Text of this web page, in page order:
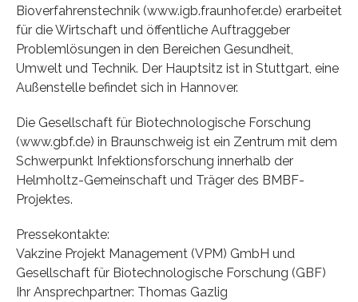
Bioverfahrenstechnik (www.igb.fraunhofer.de) erarbeitet
für die Wirtschaft und öffentliche Auftraggeber
Problemlösungen in den Bereichen Gesundheit,
Umwelt und Technik. Der Hauptsitz ist in Stuttgart, eine
Außenstelle befindet sich in Hannover.
Die Gesellschaft für Biotechnologische Forschung
(www.gbf.de) in Braunschweig ist ein Zentrum mit dem
Schwerpunkt Infektionsforschung innerhalb der
Helmholtz-Gemeinschaft und Träger des BMBF-
Projektes.
Pressekontakte:
Vakzine Projekt Management (VPM) GmbH und
Gesellschaft für Biotechnologische Forschung (GBF)
Ihr Ansprechpartner: Thomas Gazlig